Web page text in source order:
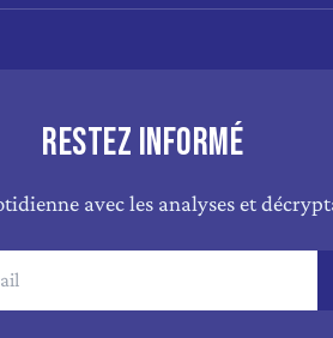
RESTEZ INFORMÉ
avec les analyses et